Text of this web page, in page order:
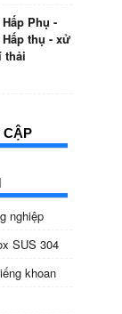
Phụ -
thụ - xử
thải
CẬP
nghiệp
SUS 304
khoan